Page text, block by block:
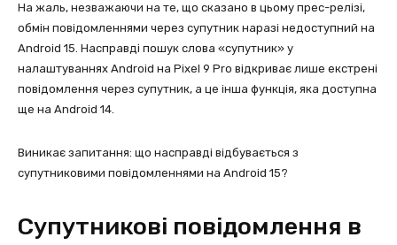
На жаль, незважаючи на те, що сказано в цьому прес-релізі,
обмін повідомленнями через супутник наразі недоступний на
Android 15. Насправді пошук слова «супутник» у
налаштуваннях Android на Pixel 9 Pro відкриває лише екстрені
повідомлення через супутник, а це інша функція, яка доступна
ще на Android 14.
Виникає запитання: що насправді відбувається з
супутниковими повідомленнями на Android 15?
Супутникові повідомлення в